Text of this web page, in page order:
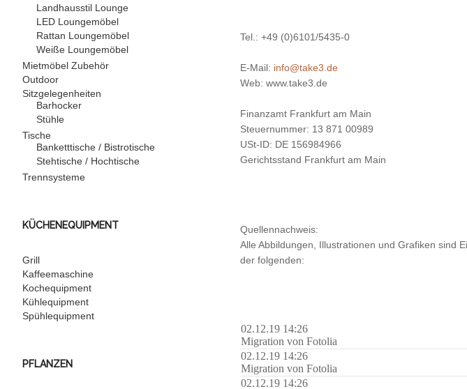
Tel.: +49 (0)6101/5435-0
E-Mail: info@take3.de
Web: www.take3.de
Finanzamt Frankfurt am Main
Steuernummer: 13 871 00989
USt-ID: DE 156984966
Gerichtsstand Frankfurt am Main
Quellennachweis:
Alle Abbildungen, Illustrationen und Grafiken sind
der folgenden:
02.12.19 14:26
Migration von Fotolia
02.12.19 14:26
Migration von Fotolia
02.12.19 14:26
Landhausstil Lounge
LED Loungemöbel
Rattan Loungemöbel
Weiße Loungemöbel
Mietmöbel Zubehör
Outdoor
Sitzgelegenheiten
Barhocker
Stühle
Tische
Banketttische / Bistrotische
Stehtische / Hochtische
Trennsysteme
KÜCHENEQUIPMENT
Grill
Kaffeemaschine
Kochequipment
Kühlequipment
Spühlequipment
PFLANZEN